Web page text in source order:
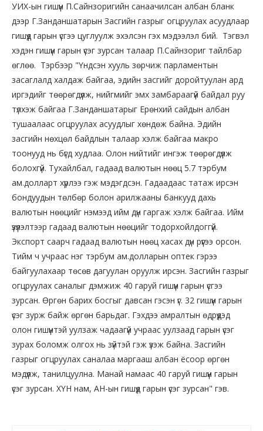
УИХ-ын гишүүн П.Сайнзоригийн санаачилсан албан бланк
дээр Г.Занданшатарын Засгийн газрыг огцруулах асуудлаар
гишүүд гарын үсгээ цуглуулж эхэлсэн гэх мэдээлэл бий. Тэгвэл
хэдэн гишүүн гарын үсэг зурсан талаар П.Сайнзориг тайлбар
өглөө. Тэрбээр "Үндсэн хууль зөрчиж парламентын
засаглалд халдаж байгаа, эдийн засгийг доройтуулан ард
иргэдийг төөрөгдүүлж, нийгмийг эмх замбараагүй байдал руу
түлхэж байгаа Г.Занданшатарыг Ерөнхий сайдын албан
тушаалаас огцруулах асуудлыг хөндөж байна. Эдийн
засгийн нөхцөл байдлын талаар хэлж байгаа макро
тоонууд нь бүгд худлаа. Олон нийтийг ингэж төөрөгдүүлж
болохгүй. Тухайлбал, гадаад валютын нөөц 5.7 тэрбум
ам.долларт хүрлээ гэж мэдэгдсэн. Гадаадаас татаж ирсэн
бондуудын төлбөр болон арилжааны банкууд дахь
валютын нөөцийг нэмээд ийм дүн гаргаж хэлж байгаа. Ийм
үзүүлэлтээр гадаад валютын нөөцийг тодорхойлдоггүй.
Экспорт саарч гадаад валютын нөөц хасах дүн рүүгээ орсон.
Тийм ч учраас нэг тэрбум ам.долларын оптек гэрээ
байгуулахаар төсөв дагуулан оруулж ирсэн. Засгийн газрыг
огцруулах саналыг дэмжиж 40 гаруй гишүүн гарын үсгээ
зурсан. Өргөн барих босгыг давсан гэсэн үг. 32 гишүүн гарын
үсэг зурж байж өргөн барьдаг. Гэхдээ амралтын өдрүүдэд
олон гишүүнтэй уулзаж чадаагүй учраас уулзаад гарын үсэг
зурах боломж олгох нь зүйтэй гэж үзэж байна. Засгийн
газрыг огцруулах саналаа маргааш албан ёсоор өргөн
мэдүүлж, танилцуулна. Манай намаас 40 гаруй гишүүн гарын
үсэг зурсан. ХҮН нам, АН-ын гишүүд гарын үсэг зурсан" гэв.